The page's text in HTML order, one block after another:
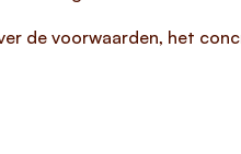
de voorwaarden, het